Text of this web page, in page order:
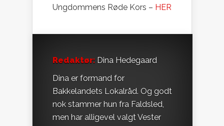
Ungdommens Røde Kors – HER
Redaktør: Dina Hedegaard
Dina er formand for
Bakkelandets Lokalråd. Og godt
nok stammer hun fra Faldsled,
men har alligevel valgt Vester